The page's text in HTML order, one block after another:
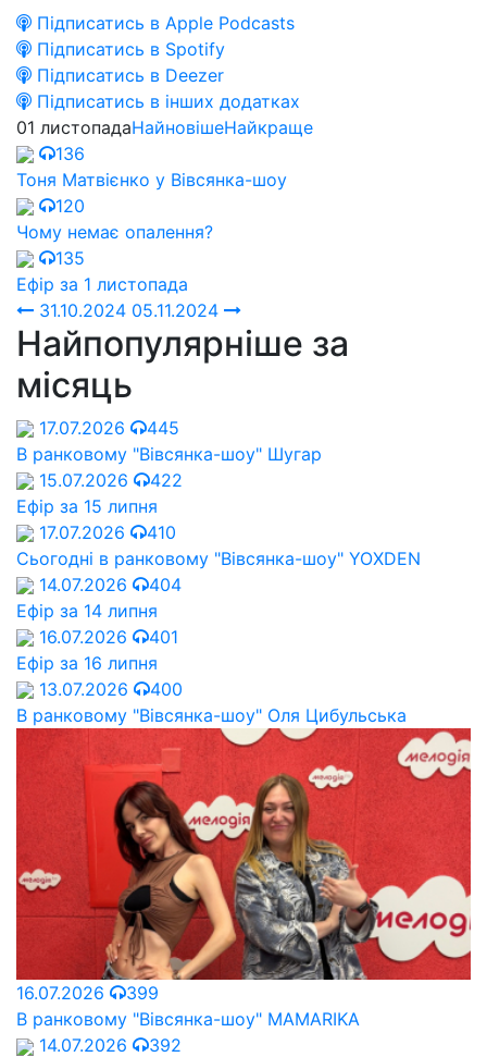
Підписатись в Apple Podcasts
Підписатись в Spotify
Підписатись в Deezer
Підписатись в інших додатках
01 листопадаНайновішеНайкраще
136
Тоня Матвієнко у Вівсянка-шоу
120
Чому немає опалення?
135
Ефір за 1 листопада
31.10.2024 05.11.2024
Найпопулярніше за
місяць
17.07.2026
445
В ранковому "Вівсянка-шоу" Шугар
15.07.2026
422
Ефір за 15 липня
17.07.2026
410
Сьогодні в ранковому "Вівсянка-шоу" YOXDEN
14.07.2026
404
Ефір за 14 липня
16.07.2026
401
Ефір за 16 липня
13.07.2026
400
В ранковому "Вівсянка-шоу" Оля Цибульська
16.07.2026
399
В ранковому "Вівсянка-шоу" MAMARIKA
14.07.2026
392